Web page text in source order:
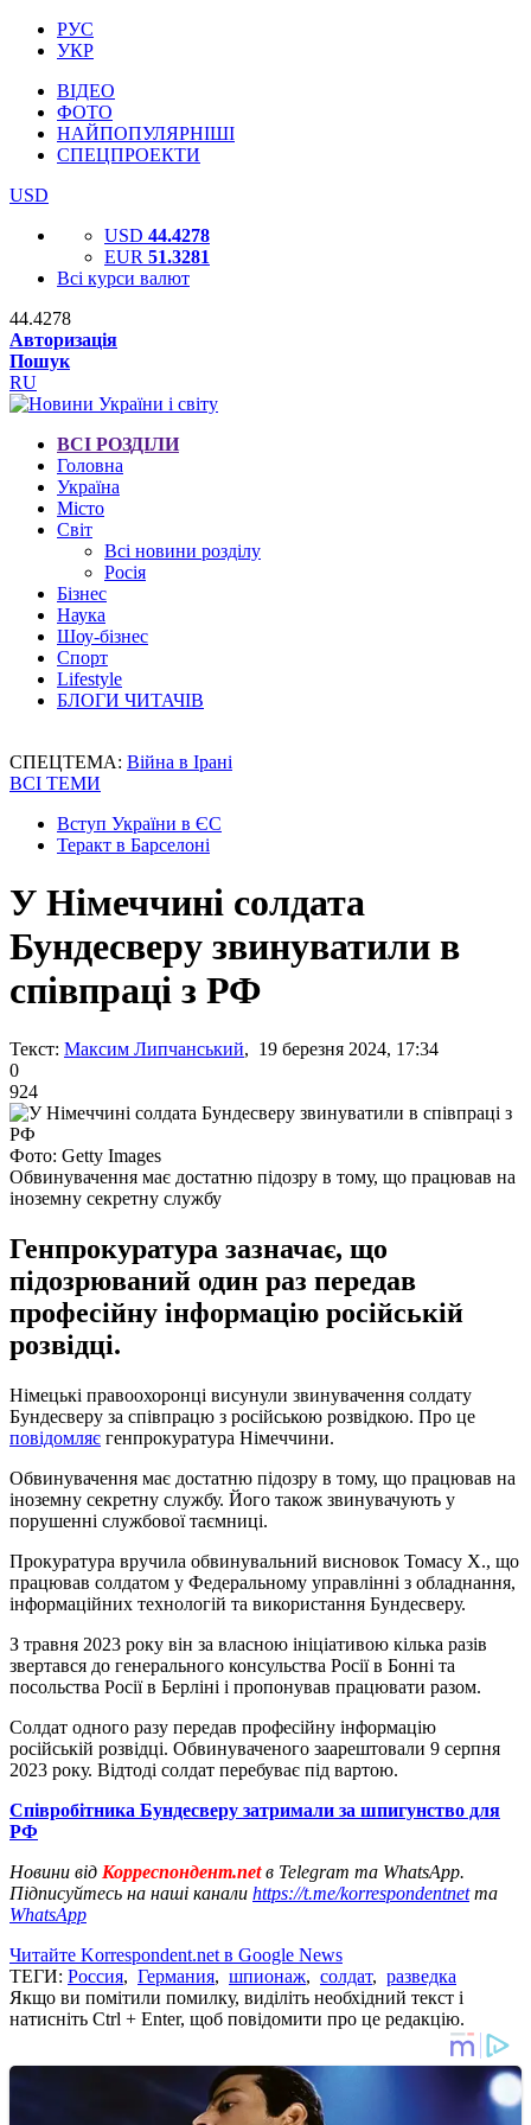
РУС
УКР
ВІДЕО
ФОТО
НАЙПОПУЛЯРНІШІ
СПЕЦПРОЕКТИ
USD
USD 44.4278
EUR 51.3281
Всі курси валют
44.4278
Авторизація
Пошук
RU
ВСІ РОЗДІЛИ
Головна
Україна
Місто
Світ
Всі новини розділу
Росія
Бізнес
Наука
Шоу-бізнес
Спорт
Lifestyle
БЛОГИ ЧИТАЧІВ
СПЕЦТЕМА: Війна в Ірані
ВСІ ТЕМИ
Вступ України в ЄС
Теракт в Барселоні
У Німеччині солдата
Бундесверу звинуватили в
співпраці з РФ
Текст: Максим Липчанський, 19 березня 2024, 17:34
0
924
Фото: Getty Images
Обвинувачення має достатню підозру в тому, що працював на
іноземну секретну службу
Генпрокуратура зазначає, що
підозрюваний один раз передав
професійну інформацію російській
розвідці.
Німецькі правоохоронці висунули звинувачення солдату
Бундесверу за співпрацю з російською розвідкою. Про це
повідомляє генпрокуратура Німеччини.
Обвинувачення має достатню підозру в тому, що працював на
іноземну секретну службу. Його також звинувачують у
порушенні службової таємниці.
Прокуратура вручила обвинувальний висновок Томасу Х., що
працював солдатом у Федеральному управлінні з обладнання,
інформаційних технологій та використання Бундесверу.
З травня 2023 року він за власною ініціативою кілька разів
звертався до генерального консульства Росії в Бонні та
посольства Росії в Берліні і пропонував працювати разом.
Солдат одного разу передав професійну інформацію
російській розвідці. Обвинуваченого заарештовали 9 серпня
2023 року. Відтоді солдат перебуває під вартою.
Співробітника Бундесверу затримали за шпигунство для
РФ
Новини від Корреспондент.netв Telegram та WhatsApp.
Підписуйтесь на наші канали https://t.me/korrespondentnetта
WhatsApp
Читайте Korrespondent.net в Google News
ТЕГИ: Россия, Германия, шпионаж, солдат, разведка
Якщо ви помітили помилку, виділіть необхідний текст і
натисніть Ctrl + Enter, щоб повідомити про це редакцію.